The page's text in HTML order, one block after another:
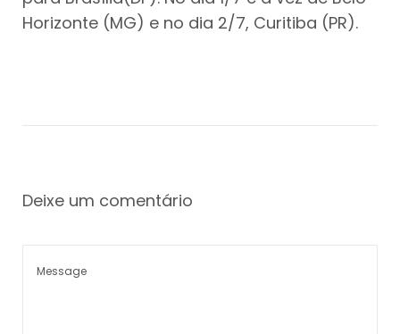
Horizonte (MG) e no dia 2/7, Curitiba (PR).
Deixe um comentário